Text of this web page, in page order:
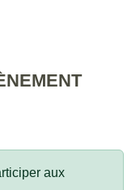
aux